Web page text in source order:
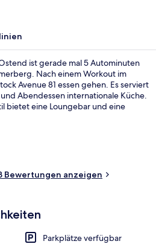
ist gerade mal 5 Autominuten
Nach einem Workout im
Avenue 81 essen gehen. Es serviert
Abendessen internationale Küche.
bietet eine Loungebar und eine
nur einen kurzen Fußmarsch
sind es nur wenige Schritte und zur
4 Minuten.
Bewertungen anzeigen
Parkplätze verfügbar